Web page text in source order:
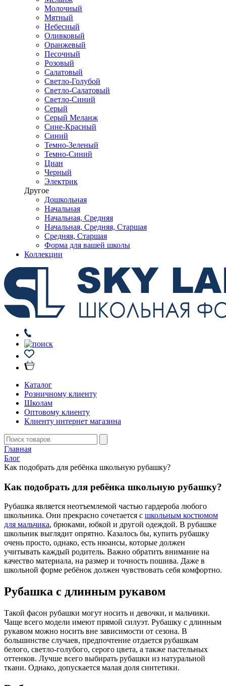
Молочный
Мятный
Небесный
Оливковый
Оранжевый
Песочный
Розовый
Салатовый
Светло-Голубой
Светло-Салатовый
Светло-Синий
Серый
Серый Меланж
Сине-Красный
Синий
Темно-Зеленый
Темно-Синий
Циан
Черный
Электрик
Другое
Дошкольная
Начальная
Начальная, Средняя
Начальная, Средняя, Старшая
Средняя, Старшая
Форма для вашей школы
Коллекции
Каталог
Розничному клиенту
Школам
Оптовому клиенту
Клиенту интернет магазина
Главная
Блог
Как подобрать для ребёнка школьную рубашку?
Как подобрать для ребёнка школьную рубашку?
Рубашка является неотъемлемой частью гардероба любого
школьника. Они прекрасно сочетается с школьным костюмом
для мальчика, брюками, юбкой и другой одеждой. В рубашке
школьник выглядит опрятно. Казалось бы, купить рубашку
очень просто, однако, есть нюансы, которые должен
учитывать каждый родитель. Важно обратить внимание на
качество материала, на размер и точность пошива. Даже в
школьной форме ребёнок должен чувствовать себя комфортно.
Рубашка с длинным рукавом
Такой фасон рубашки могут носить и девочки, и мальчики.
Чаще всего модели имеют прямой силуэт. Рубашку с длинным
рукавом можно носить вне зависимости от сезона. В
большинстве случаев, предпочтение отдается рубашкам
белого, светло-голубого, серого цвета, а также пастельных
оттенков. Лучше всего выбирать рубашки из натуральной
ткани. Однако, допускается малая доля синтетики.